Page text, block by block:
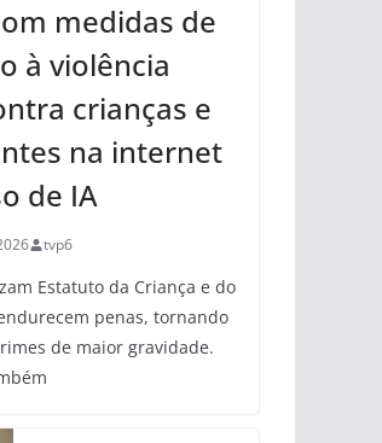
medidas de
à violência
crianças e
na internet
de IA
tvp6
Estatuto da Criança e do
penas, tornando
de maior gravidade.